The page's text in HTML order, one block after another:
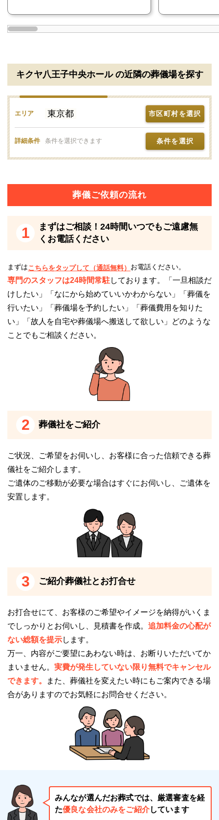
すめ
キクヤ八王子中央ホールがどのような方におすすめか
をご紹介します。
葬儀の規模や要望に合った葬儀を執り行いたい
火葬式、一日葬、家族葬までさまざまなプランも用意
しているため、葬儀の規模や要望に合った葬儀を執り
行いたい方におすすめです。
葬儀の演出にこだわりたい方
キクヤ八王子中央ホールの祭壇には、スクリーンが設
置されています。
故人との思い出をスクリーンに映しながら、故人との
最期の時間をゆっくり過ごすことができます。
キクヤ八王子中央ホールのご利用時の注意点
キクヤ八王子中央ホールを利用する時の注意点をご紹
場合はご相談ください
無料でご相談を承ります。
電話番号「0120-24-1234」にお電話をお願いしま
す。
24時間受付けていますので、早朝でも深夜でもかまい
葬儀のことが何もわからなくても、お電話口でご状況
をお伺いしながら適切にアドバイスいたします。
キクヤ八王子中央ホールの駐車場について
す。
駐車場が完備されているため、車でも安心して来場で
きます。
キクヤ八王子中央ホールの火葬場について
キクヤ八王子中央ホールには、火葬の設備はありませ
そのため、お葬式の後に近隣の火葬場（火葬施設）に
霊柩車で出棺して、火葬場到着後に荼毘（火葬）にふ
す流れになります。
キクヤ八王子中央ホールには、2種類の安置室が完備
されています。
キクヤ八王子中央ホール の近隣の葬儀場を探す
エリア 東京都 市区町村を選択
詳細条件 条件を選択できます 条件を選択
葬儀ご依頼の流れ
1
まずはご相談！24時間いつでもご遠慮無
くお電話ください
まずはこちらをタップして（通話無料） お電話ください。
専門のスタッフは24時間常駐しております。「一旦相談だ
けしたい」「なにから始めていいかわからない」「葬儀を
行いたい」「葬儀場を予約したい」「葬儀費用を知りた
い」「故人を自宅や葬儀場へ搬送して欲しい」どのような
ことでもご相談ください。
2 葬儀社をご紹介
ご状況、ご希望をお伺いし、お客様に合った信頼できる葬
儀社をご紹介します。
ご遺体のご移動が必要な場合はすぐにお伺いし、ご遺体を
安置します。
3 ご紹介葬儀社とお打合せ
お打合せにて、お客様のご希望やイメージを納得がいくま
でしっかりとお伺いし、見積書を作成。 追加料金の心配が
ない総額を提示します。
万一、内容がご要望にあわない時は、お断りいただいてか
まいません。 実費が発生していない限り無料でキャンセル
できます。
また、葬儀社を変えたい時にもご案内できる場
合がありますのでお気軽にお問合せください。
みんなが選んだお葬式では、厳選審査を経
た優良な会社のみをご紹介しています